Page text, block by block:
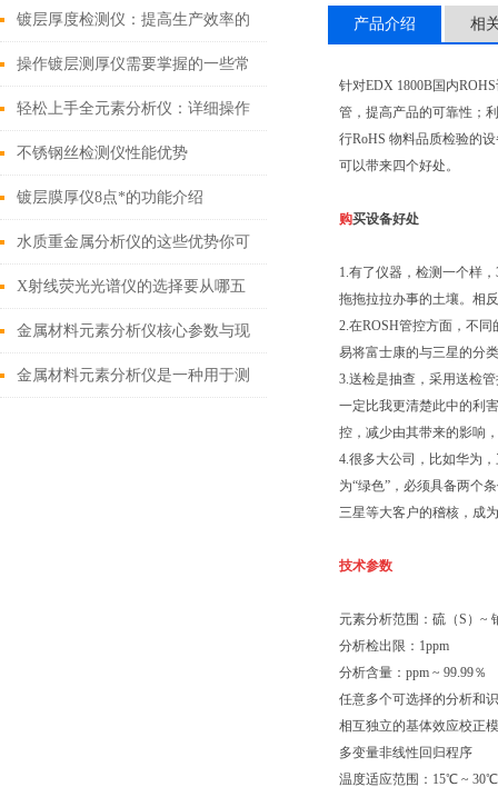
因素的影响
镀层厚度检测仪：提高生产效率的
有效工具
操作镀层测厚仪需要掌握的一些常
识
轻松上手全元素分析仪：详细操作
指南
不锈钢丝检测仪性能优势
镀层膜厚仪8点*的功能介绍
水质重金属分析仪的这些优势你可
都知道？
X射线荧光光谱仪的选择要从哪五
点入
金属材料元素分析仪核心参数与现
场应用指南
金属材料元素分析仪是一种用于测
产品介绍 相
针对EDX 1800B国内
管，提高产品的可靠性；
行RoHS 物料品质检验的
可以带来四个好处。
购买设备好处
1.有了仪器，检测一个样
拖拖拉拉办事的土壤。相
2.在ROSH管控方面，不
易将富士康的与三星的分
3.送检是抽查，采用送检
一定比我更清楚此中的利
控，减少由其带来的影响
4.很多大公司，比如华为
为“绿色”，必须具备两个
三星等大客户的稽核，成
技术参数
元素分析范围：硫（S）~
分析检出限：1ppm
分析含量：ppm ~ 99.99％
任意多个可选择的分析和
相互独立的基体效应校正
多变量非线性回归程序
温度适应范围：15℃ ~ 30℃